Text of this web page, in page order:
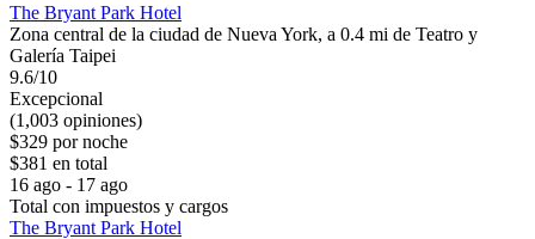
The Bryant Park Hotel
Zona central de la ciudad de Nueva York, a 0.4 mi de Teatro y
Galería Taipei
9.6/10
Excepcional
(1,003 opiniones)
$329 por noche
$381 en total
16 ago - 17 ago
Total con impuestos y cargos
The Bryant Park Hotel